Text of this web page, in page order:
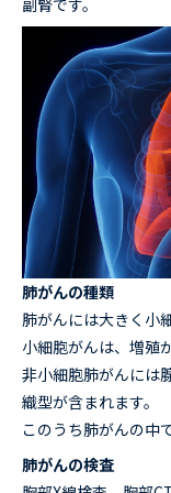
副腎です。
肺がんの種類
肺がんには大きく小
小細胞がんは、増殖
非小細胞肺がんには
織型が含まれます。
このうち肺がんの中
肺がんの検査